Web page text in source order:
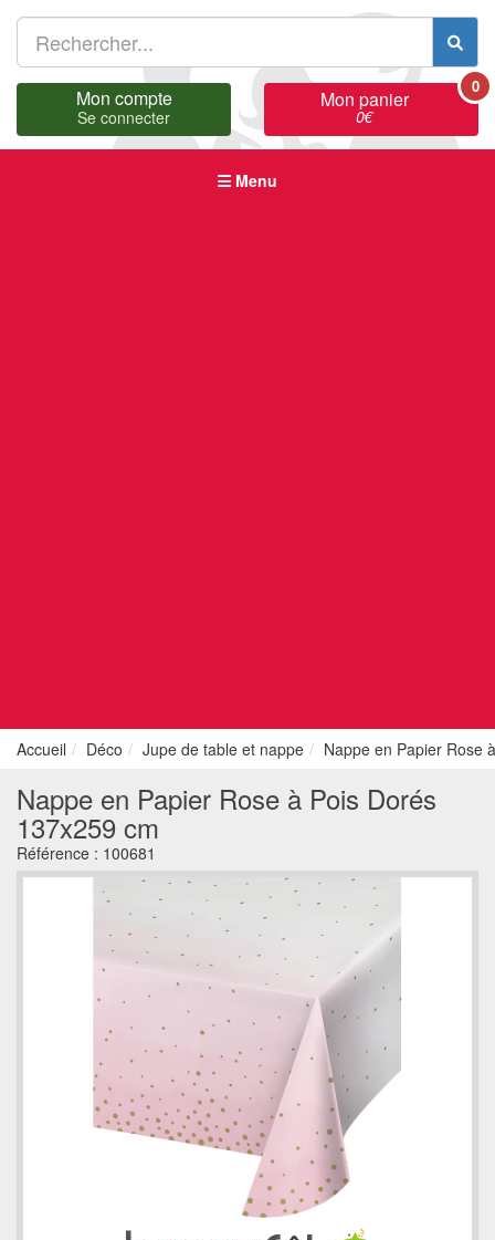
Mon compte
Se connecter
Mon panier
0€
0
Menu
Accueil Déco Jupe de table et nappe Nappe en Papier Rose
Nappe en Papier Rose à Pois Dorés
137x259 cm
Référence : 100681